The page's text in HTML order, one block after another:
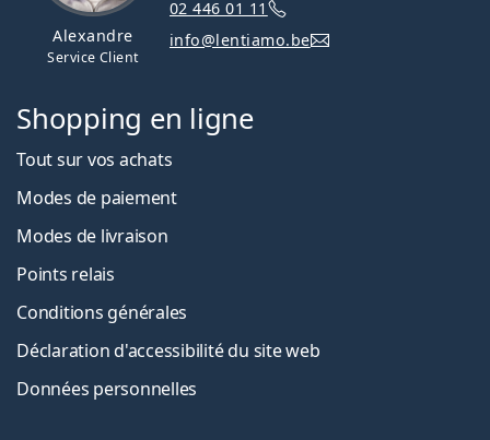
Alexandre
Service Client
02 446 01 11
info@lentiamo.be
Shopping en ligne
Tout sur vos achats
Modes de paiement
Modes de livraison
Points relais
Conditions générales
Déclaration d'accessibilité du site web
Données personnelles